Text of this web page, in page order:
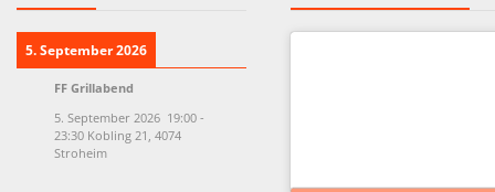
5. September 2026
FF Grillabend
5. September 2026 19:00 -
23:30 Kobling 21, 4074
Stroheim